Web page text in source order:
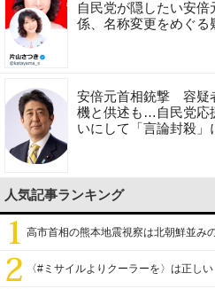
自民党が隠したい安
係、名称変更をめぐる
安倍元首相銃撃 容疑
機と供述も…自民党応
いにして「言論封殺」
人気記事ランキング
高市首相の熊本地震視察は北朝鮮並み
〈#ミサイルよりクーラーを〉は正し